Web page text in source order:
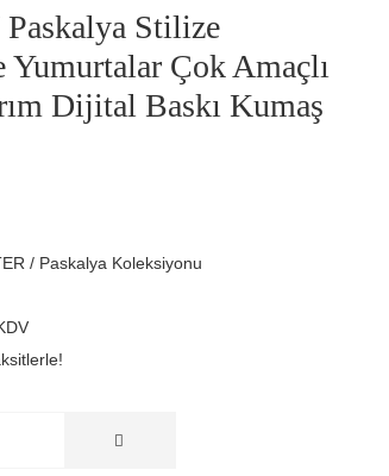
Stilize
Çok Amaçlı
Dijital Baskı Kumaş
/ Paskalya Koleksiyonu